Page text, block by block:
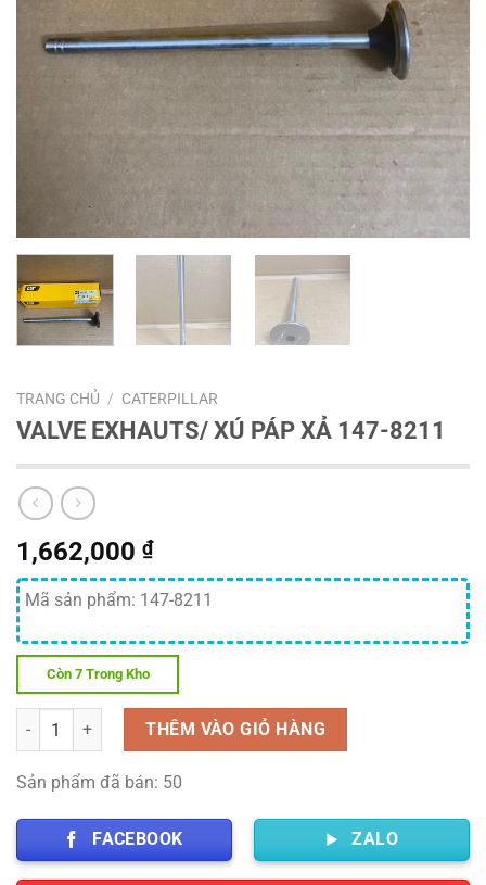
TRANG CHỦ / CATERPILLAR
VALVE EXHAUTS/ XÚ PÁP XẢ 147-8211
1,662,000 ₫
Mã sản phẩm: 147-8211
Còn 7 Trong Kho
Số lượng THÊM VÀO GIỎ HÀNG
Sản phẩm đã bán: 50
FACEBOOK ZALO